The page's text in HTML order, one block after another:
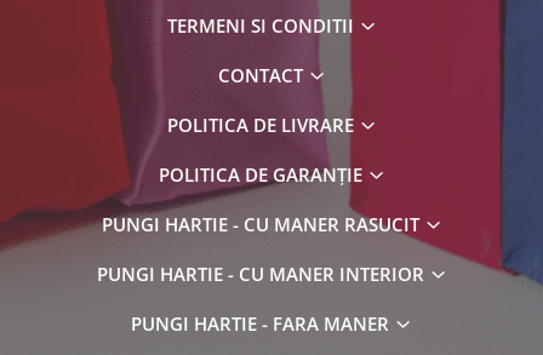
TERMENI SI CONDITII
CONTACT
POLITICA DE LIVRARE
POLITICA DE GARANȚIE
PUNGI HARTIE - CU MANER RASUCIT
PUNGI HARTIE - CU MANER INTERIOR
PUNGI HARTIE - FARA MANER